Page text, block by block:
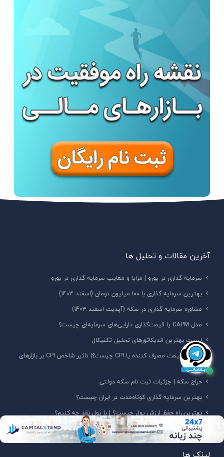
آخرین مقالات و تحلیل ها
سرمایه گذاری در یورو | مزایا و معایب سرمایه گذاری در یورو
بهترین سرمایه گذاری با ۱۰۰ میلیون تومان (اسفند 1403)
مشاوره سرمایه گذاری در سکه (آپدیت اسفند 1403)
مدل CAPM یا قیمت‌گذاری دارایی‌های سرمایه‌ای چیست؟
لیست بهترین اندیکاتورهای تحلیل تکنیکال
شاخص قیمت مصرف کننده یا CPI‌ چیست؟| تاثیر شاخص CPI بر بازارهای
مالی
حراج سکه | جزئیات ثبت نام سکه دولتی
بهترین سرمایه گذاری کوتاه‌مدت در ایران چیست؟
بهترین راه حفظ ارزش پول چیست؟ | با پول نقد چه کنیم؟
سیاست تسهیل کمی (Quantitative easing) چیست؟